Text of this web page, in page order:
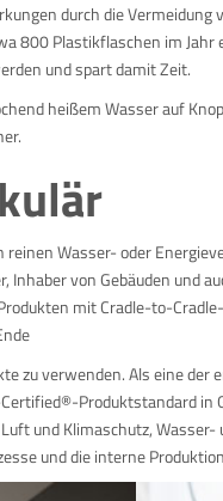
durch die Vermeidung
800 Plastikflaschen im
und spart damit Zeit.
heißem Wasser auf
Wasser- oder
von Gebäuden und
mit Cradle-to-
zu verwenden. Als eine
Produktstandard in
und Klimaschutz,
und die interne